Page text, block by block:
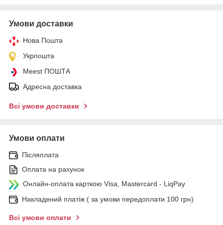
Умови доставки
Нова Пошта
Укрпошта
Meest ПОШТА
Адресна доставка
Всі умови доставки
Умови оплати
Післяплата
Оплата на рахунок
Онлайн-оплата карткою Visa, Mastercard - LiqPay
Накладений платіж ( за умови передоплати 100 грн)
Всі умови оплати